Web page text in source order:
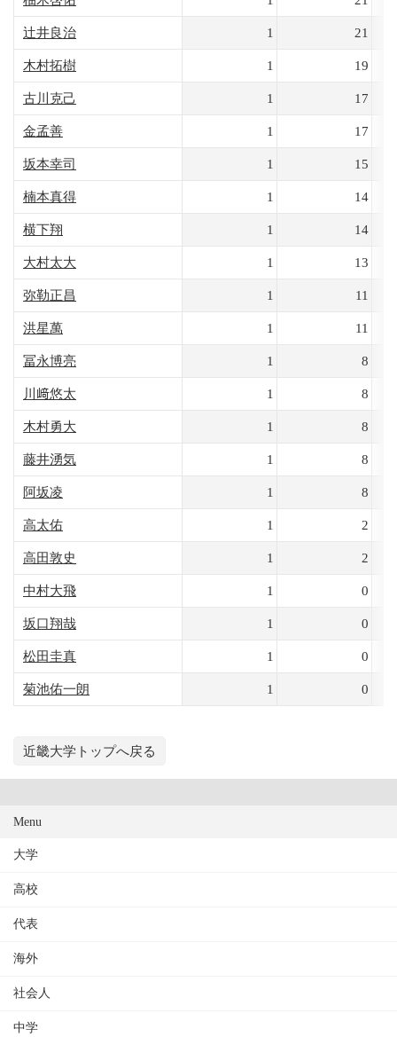
辻井良治 1 21
木村拓樹 1 19
古川克己 1 17
金孟善 1 17
坂本幸司 1 15
楠本真得 1 14
横下翔 1 14
大村太大 1 13
弥勒正昌 1 11
洪星萬 1 11
冨永博亮 1 8
川﨑悠太 1 8
木村勇大 1 8
藤井湧気 1 8
阿坂凌 1 8
高太佑 1 2
高田敦史 1 2
中村大飛 1 0
坂口翔哉 1 0
松田圭真 1 0
菊池佑一朗 1 0
近畿大学トップへ戻る
Menu
大学
高校
代表
海外
社会人
中学